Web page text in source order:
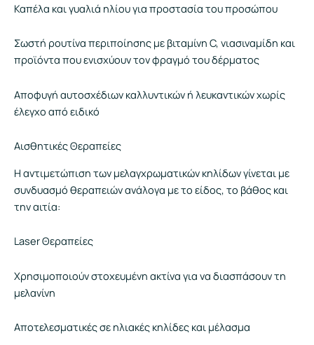
Καπέλα και γυαλιά ηλίου για προστασία του προσώπου
Σωστή ρουτίνα περιποίησης με βιταμίνη C, νιασιναμίδη και
προϊόντα που ενισχύουν τον φραγμό του δέρματος
Αποφυγή αυτοσχέδιων καλλυντικών ή λευκαντικών χωρίς
έλεγχο από ειδικό
Αισθητικές Θεραπείες
Η αντιμετώπιση των μελαγχρωματικών κηλίδων γίνεται με
συνδυασμό θεραπειών ανάλογα με το είδος, το βάθος και
την αιτία:
Laser Θεραπείες
Χρησιμοποιούν στοχευμένη ακτίνα για να διασπάσουν τη
μελανίνη
Αποτελεσματικές σε ηλιακές κηλίδες και μέλασμα